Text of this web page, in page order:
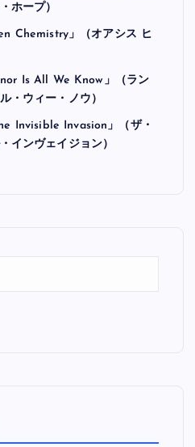
ホープ）
Chemistry」（オアシス ヒ
Is All We Know」（ラン
・ウィー・ノウ）
Invisible Invasion」（ザ・
インヴェイジョン）